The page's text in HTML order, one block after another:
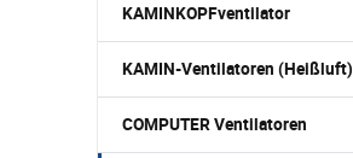
KAMINKOPFventilator
KAMIN-Ventilatoren (Heißluft)
COMPUTER Ventilatoren